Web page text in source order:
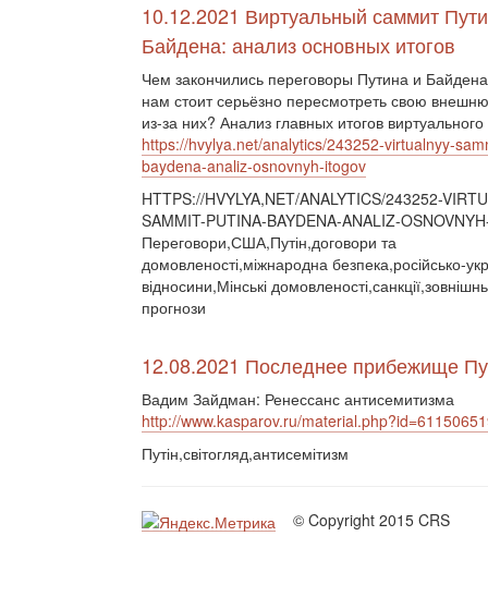
10.12.2021 Виртуальный саммит
Байдена: анализ основных итогов
Чем закончились переговоры Путина и
нам стоит серьёзно пересмотреть свою
из-за них? Анализ главных итогов
https://hvylya.net/analytics/243252-virtualnyy-
baydena-analiz-osnovnyh-itogov
HTTPS://HVYLYA,NET/ANALYTICS/243252-
SAMMIT-PUTINA-BAYDENA-ANALIZ-
Переговори,США,Путін,договори та
домовленості,міжнародна безпека,російсько-
відносини,Мінські
прогнози
12.08.2021 Последнее прибежище
Вадим Зайдман: Ренессанс антисемитизма
http://www.kasparov.ru/
Путін,світогляд,антисемітизм
© Copyright 2015 CRS